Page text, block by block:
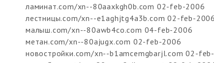
ламинат.com/xn--80aaxkgh0b.com 02-feb-2006
лестницы.com/xn--e1aghjtg4a3b.com 02-feb-2006
малыш.com/xn--80awb4co.com 04-feb-2006
метан.com/xn--80ajugx.com 02-feb-2006
новостройки.com/xn--b1amcemgbarjl.com 02-